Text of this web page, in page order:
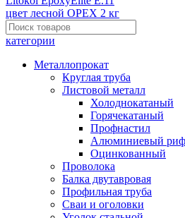
категории
Металлопрокат
Круглая труба
Листовой металл
Холоднокатаный
Горячекатаный
Профнастил
Алюминиевый
Оцинкованный
Проволока
Балка двутавровая
Профильная труба
Сваи и оголовки